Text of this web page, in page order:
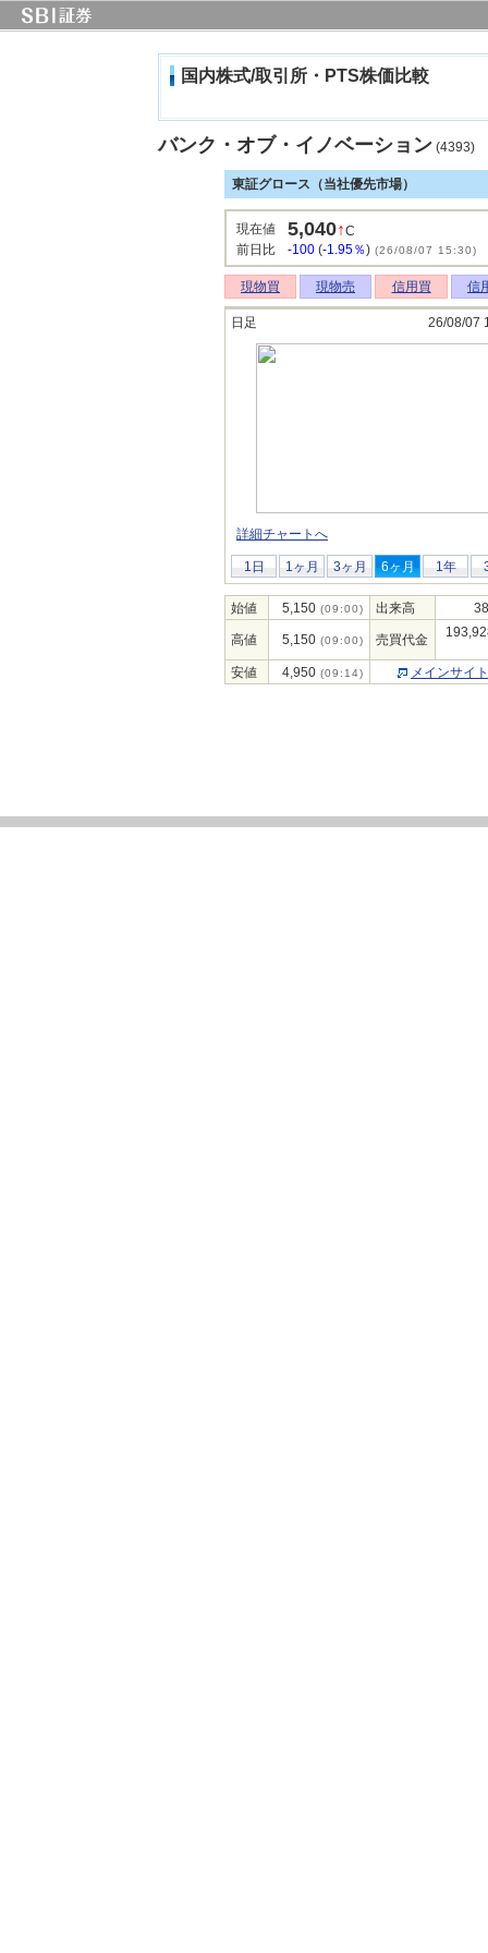
国内株式/取引所・PTS株価比較
バンク・オブ・イノベーション (4393)
東証グロース（当社優先市場）
現在値 5,040↑C
前日比
-100 (-1.95％) (26/08/07 15:30)
現物買 現物売 信用買 信
日足 26/08/07
詳細チャートへ
1日 1ヶ月 3ヶ月 6ヶ月 1年
始値 5,150 (09:00) 出来高
高値 5,150 (09:00) 売買代金
安値 4,950 (09:14) メインサイ